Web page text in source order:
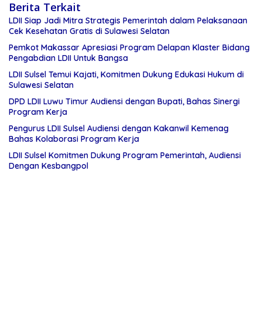
Berita Terkait
LDII Siap Jadi Mitra Strategis Pemerintah dalam Pelaksanaan
Cek Kesehatan Gratis di Sulawesi Selatan
Pemkot Makassar Apresiasi Program Delapan Klaster Bidang
Pengabdian LDII Untuk Bangsa
LDII Sulsel Temui Kajati, Komitmen Dukung Edukasi Hukum di
Sulawesi Selatan
DPD LDII Luwu Timur Audiensi dengan Bupati, Bahas Sinergi
Program Kerja
Pengurus LDII Sulsel Audiensi dengan Kakanwil Kemenag
Bahas Kolaborasi Program Kerja
LDII Sulsel Komitmen Dukung Program Pemerintah, Audiensi
Dengan Kesbangpol